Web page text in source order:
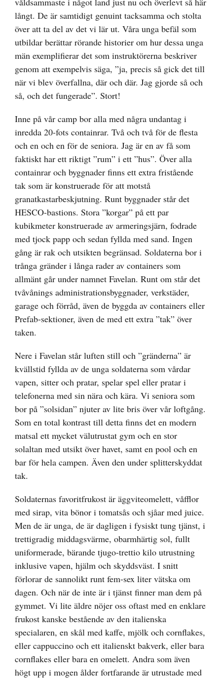
långt. De är samtidigt genuint tacksamma och stolta
över att ta del av det vi lär ut. Våra unga befäl som
utbildar berättar rörande historier om hur dessa unga
män exemplifierar det som instruktörerna beskriver
genom att exempelvis säga, ”ja, precis så gick det till
när vi blev överfallna, där och där. Jag gjorde så och
så, och det fungerade”. Stort!
Inne på vår camp bor alla med några undantag i
inredda 20-fots containrar. Två och två för de flesta
och en och en för de seniora. Jag är en av få som
faktiskt har ett riktigt ”rum” i ett ”hus”. Över alla
containrar och byggnader finns ett extra fristående
tak som är konstruerade för att motstå
granatkastarbeskjutning. Runt byggnader står det
HESCO-bastions. Stora ”korgar” på ett par
kubikmeter konstruerade av armeringsjärn, fodrade
med tjock papp och sedan fyllda med sand. Ingen
gång är rak och utsikten begränsad. Soldaterna bor i
trånga gränder i långa rader av containers som
allmänt går under namnet Favelan. Runt om står det
tvåvånings administrationsbyggnader, verkstäder,
garage och förråd, även de byggda av containers eller
Prefab-sektioner, även de med ett extra ”tak” över
taken.
Nere i Favelan står luften still och ”gränderna” är
kvällstid fyllda av de unga soldaterna som vårdar
vapen, sitter och pratar, spelar spel eller pratar i
telefonerna med sin nära och kära. Vi seniora som
bor på ”solsidan” njuter av lite bris över vår loftgång.
Som en total kontrast till detta finns det en modern
matsal ett mycket välutrustat gym och en stor
solaltan med utsikt över havet, samt en pool och en
bar för hela campen. Även den under splitterskyddat
tak.
Soldaternas favoritfrukost är äggviteomelett, våfflor
med sirap, vita bönor i tomatsås och sjåar med juice.
Men de är unga, de är dagligen i fysiskt tung tjänst, i
trettigradig middagsvärme, obarmhärtig sol, fullt
uniformerade, bärande tjugo-trettio kilo utrustning
inklusive vapen, hjälm och skyddsväst. I snitt
förlorar de sannolikt runt fem-sex liter vätska om
dagen. Och när de inte är i tjänst finner man dem på
gymmet. Vi lite äldre nöjer oss oftast med en enklare
frukost kanske bestående av den italienska
specialaren, en skål med kaffe, mjölk och cornflakes,
eller cappuccino och ett italienskt bakverk, eller bara
cornflakes eller bara en omelett. Andra som även
högt upp i mogen ålder fortfarande är utrustade med